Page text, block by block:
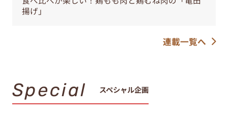
揚げ」
連載一覧へ
Special スペシャル企画